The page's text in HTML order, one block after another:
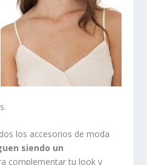
los accesorios de moda
siendo un
complementar tu look y